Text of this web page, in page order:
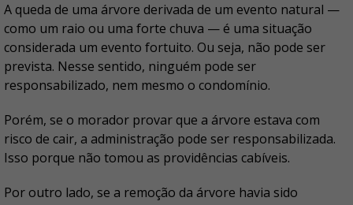
A queda de uma árvore derivada de um evento natural —
como um raio ou uma forte chuva — é uma situação
considerada um evento fortuito. Ou seja, não pode ser
prevista. Nesse sentido, ninguém pode ser
responsabilizado, nem mesmo o condomínio.
Porém, se o morador provar que a árvore estava com
risco de cair, a administração pode ser responsabilizada.
Isso porque não tomou as providências cabíveis.
Por outro lado, se a remoção da árvore havia sido